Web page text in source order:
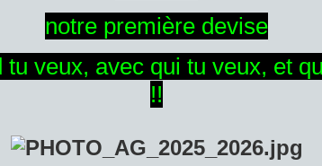
notre première devise
veux, avec qui tu veux, et
!!